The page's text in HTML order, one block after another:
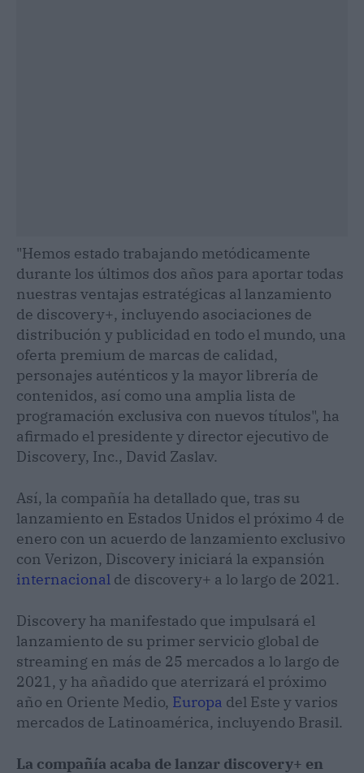
"Hemos estado trabajando metódicamente
durante los últimos dos años para aportar todas
nuestras ventajas estratégicas al lanzamiento
de discovery+, incluyendo asociaciones de
distribución y publicidad en todo el mundo, una
oferta premium de marcas de calidad,
personajes auténticos y la mayor librería de
contenidos, así como una amplia lista de
programación exclusiva con nuevos títulos", ha
afirmado el presidente y director ejecutivo de
Discovery, Inc., David Zaslav.
Así, la compañía ha detallado que, tras su
lanzamiento en Estados Unidos el próximo 4 de
enero con un acuerdo de lanzamiento exclusivo
con Verizon, Discovery iniciará la expansión
internacional de discovery+ a lo largo de 2021.
Discovery ha manifestado que impulsará el
lanzamiento de su primer servicio global de
streaming en más de 25 mercados a lo largo de
2021, y ha añadido que aterrizará el próximo
año en Oriente Medio, Europa del Este y varios
mercados de Latinoamérica, incluyendo Brasil.
La compañía acaba de lanzar discovery+ en